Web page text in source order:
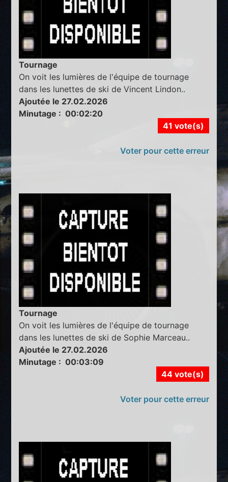
Tournage
On voit les lumières de l'équipe de tournage
dans les lunettes de ski de Vincent Lindon..
Ajoutée le 27.02.2026
Minutage : 00:02:20
41 vote(s)
Voter pour cette erreur
Tournage
On voit les lumières de l'équipe de tournage
dans les lunettes de ski de Sophie Marceau..
Ajoutée le 27.02.2026
Minutage : 00:03:09
44 vote(s)
Voter pour cette erreur